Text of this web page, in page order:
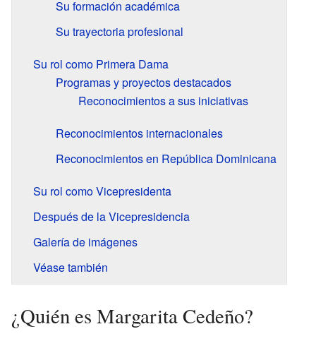
Su formación académica
Su trayectoria profesional
Su rol como Primera Dama
Programas y proyectos destacados
Reconocimientos a sus iniciativas
Reconocimientos internacionales
Reconocimientos en República Dominicana
Su rol como Vicepresidenta
Después de la Vicepresidencia
Galería de imágenes
Véase también
¿Quién es Margarita Cedeño?